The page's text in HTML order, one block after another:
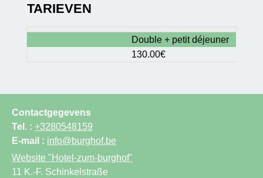
TARIEVEN
Double + petit déjeuner
130.00€
Contactgegevens
Tel. : +3280548159
E-mail : info@burghof.be
Website "Hotel-zum-burghof"
11 K.-F. Schinkelstraße